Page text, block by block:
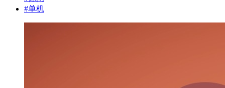
#单机